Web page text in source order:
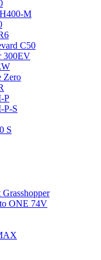
M
C50
300EV
Zero
P
P-S
S
ONE 74V